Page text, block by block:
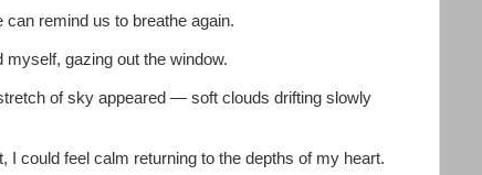
remind us to breathe again.
myself, gazing out the window.
of sky appeared — soft clouds drifting slowly
I could feel calm returning to the depths of my heart.